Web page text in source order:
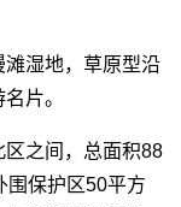
湿地，草原型沿
片。
之间，总面积88
围保护区50平方